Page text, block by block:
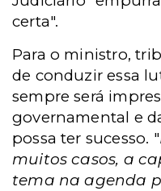
certa".
Para o ministro,
de conduzir essa
sempre será
governamental e
possa ter sucesso. "
muitos casos, a
tema na agenda